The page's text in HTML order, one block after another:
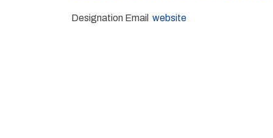
Designation Email website